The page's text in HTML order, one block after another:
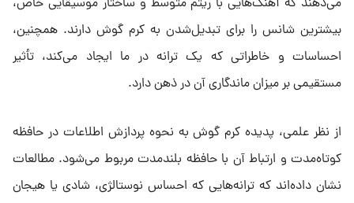
می‌دهند که آهنگ‌هایی با ریتم متوسط و ساختار موسیقایی خاص،
بیشترین شانس را برای تبدیل‌شدن به کرم گوش دارند. همچنین،
احساسات و خاطراتی که یک ترانه در ما ایجاد می‌کند، تأثیر
مستقیمی بر میزان ماندگاری آن در ذهن دارد.
از نظر علمی، پدیده کرم گوش به نحوه پردازش اطلاعات در حافظه
کوتاه‌مدت و ارتباط آن با حافظه بلندمدت مربوط می‌شود. مطالعات
نشان داده‌اند که ترانه‌هایی که احساس نوستالژی، شادی یا هیجان